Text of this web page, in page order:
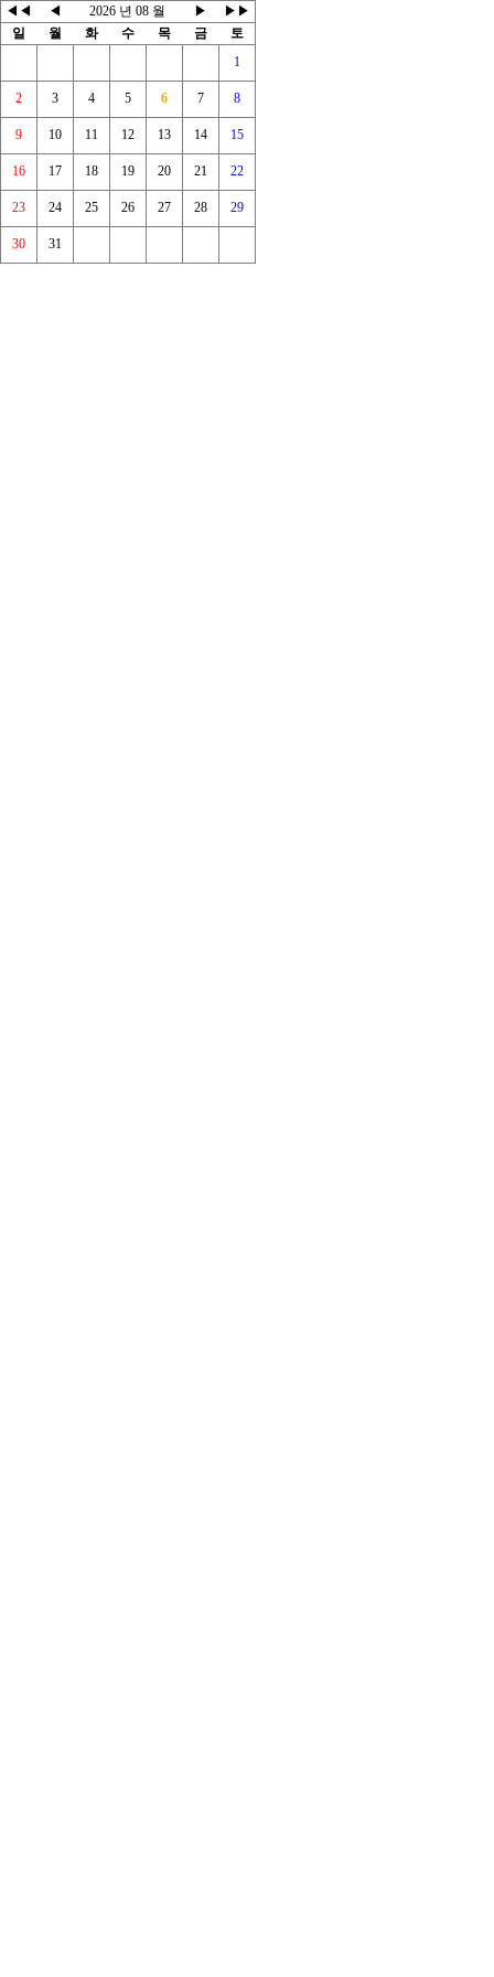
◀◀ ◀ 2026 년 08 월 ▶
▶▶
일
월 화 수 목 금
토
1
2 3 4 5 6 7 8
9 10 11 12 13 14 15
16 17 18 19 20 21 22
23 24 25 26 27 28 29
30 31